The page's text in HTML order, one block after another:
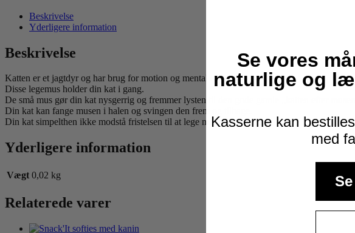
Beskrivelse
Yderligere information
Beskrivelse
Katten er et jagtdyr og har brug for motion og mental stimuli.
Disse legemus holder din kat i gang.
De små mus gør din kat nysgerrig og fremmer lysten til den gode gamle „katten efter musen
Din kat kan fange musen i halen og svingen den frem og tilbage.
Din kat simpelthen ikke modstå fristelsen til at lege med plysmusene.
Yderligere information
Vægt 0,02 kg
Relaterede varer
Se vores
naturlige og
Kasserne kan
med